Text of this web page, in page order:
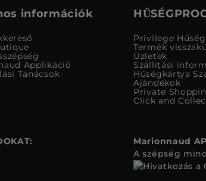
információk
Applikáció
Tanácsok
Privilege
Termék
Üzletek
Szállítási
Hűségkártya
Ajándékok
Private
Click and
Marionnaud
A szépség